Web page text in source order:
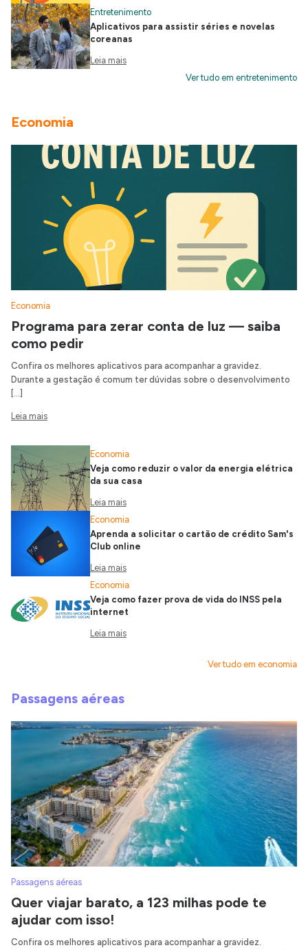
Entretenimento
Aplicativos para assistir séries e novelas
coreanas
Leia mais
Ver tudo em entretenimento
Economia
Economia
Programa para zerar conta de luz — saiba
como pedir
Confira os melhores aplicativos para acompanhar a gravidez.
Durante a gestação é comum ter dúvidas sobre o desenvolvimento
[…]
Leia mais
Economia
Veja como reduzir o valor da energia elétrica
da sua casa
Leia mais
Economia
Aprenda a solicitar o cartão de crédito Sam's
Club online
Leia mais
Economia
Veja como fazer prova de vida do INSS pela
internet
Leia mais
Ver tudo em economia
Passagens aéreas
Passagens aéreas
Quer viajar barato, a 123 milhas pode te
ajudar com isso!
Confira os melhores aplicativos para acompanhar a gravidez.